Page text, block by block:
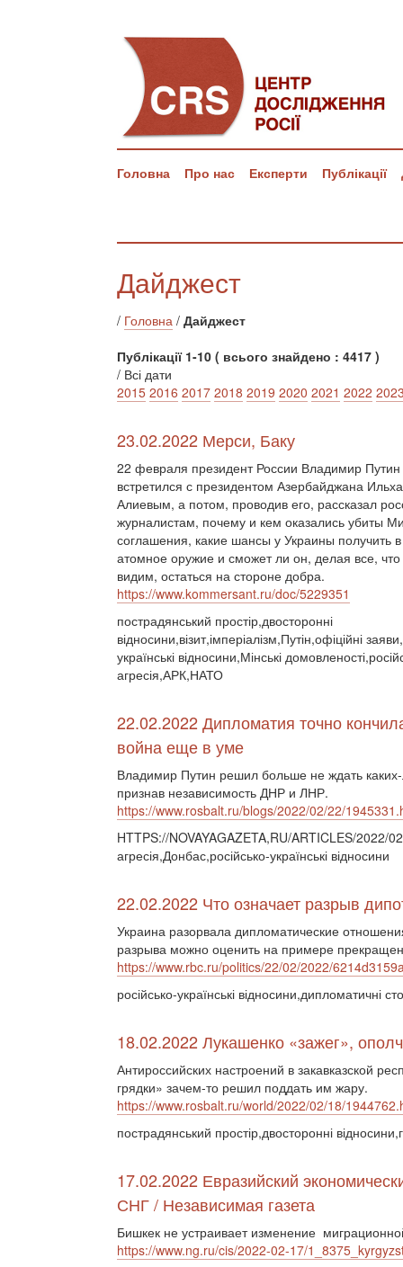
Головна Про нас Експерти Публікації
Дайджест
/ Головна / Дайджест
Публікації 1-10 ( всього знайдено : 4417 )
/ Всі дати
2015 2016 2017 2018 2019 2020 2021 2022
23.02.2022 Мерси, Баку
22 февраля президент России Владимир
встретился с президентом Азербайджана
Алиевым, а потом, проводив его, рассказал
журналистам, почему и кем оказались убиты
соглашения, какие шансы у Украины получить в
атомное оружие и сможет ли он, делая все,
видим, остаться на стороне добра.
https://www.kommersant.ru/doc/5229351
пострадянський простір,двосторонні
відносини,візит,імперіалізм,Путін,офіційні
українські відносини,Мінські
агресія,АРК,НАТО
22.02.2022 Дипломатия точно
война еще в уме
Владимир Путин решил больше не ждать
признав независимость ДНР и ЛНР.
https://www.rosbalt.ru/blogs/2022/02/22/
HTTPS://NOVAYAGAZETA,RU/ARTICLES/2022/
агресія,Донбас,російсько-українські відносини
22.02.2022 Что означает разрыв
Украина разорвала дипломатические
разрыва можно оценить на примере
https://www.rbc.ru/politics/22/02/2022/
російсько-українські відносини,дипломатичні
18.02.2022 Лукашенко «зажег»,
Антироссийских настроений в закавказской
грядки» зачем-то решил поддать им жару.
https://www.rosbalt.ru/world/2022/02/18/
пострадянський простір,двосторонні
17.02.2022 Евразийский
СНГ / Независимая газета
Бишкек не устраивает изменение
https://www.ng.ru/cis/2022-02-17/